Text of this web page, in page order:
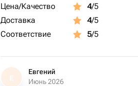
Цена/Качество
4/5
Доставка
4/5
Соответствие
5/5
Е
Евгений
Июнь 2026